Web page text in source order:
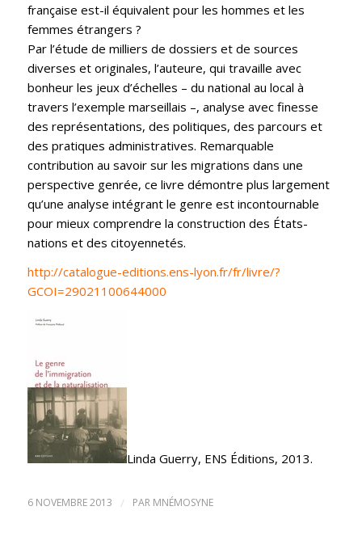
française est-il équivalent pour les hommes et les
femmes étrangers ?
Par l’étude de milliers de dossiers et de sources
diverses et originales, l’auteure, qui travaille avec
bonheur les jeux d’échelles – du national au local à
travers l’exemple marseillais –, analyse avec finesse
des représentations, des politiques, des parcours et
des pratiques administratives. Remarquable
contribution au savoir sur les migrations dans une
perspective genrée, ce livre démontre plus largement
qu’une analyse intégrant le genre est incontournable
pour mieux comprendre la construction des États-
nations et des citoyennetés.
http://catalogue-editions.ens-lyon.fr/fr/livre/?
GCOI=29021100644000
Linda Guerry, ENS Éditions, 2013.
6 NOVEMBRE 2013 / PAR MNÉMOSYNE